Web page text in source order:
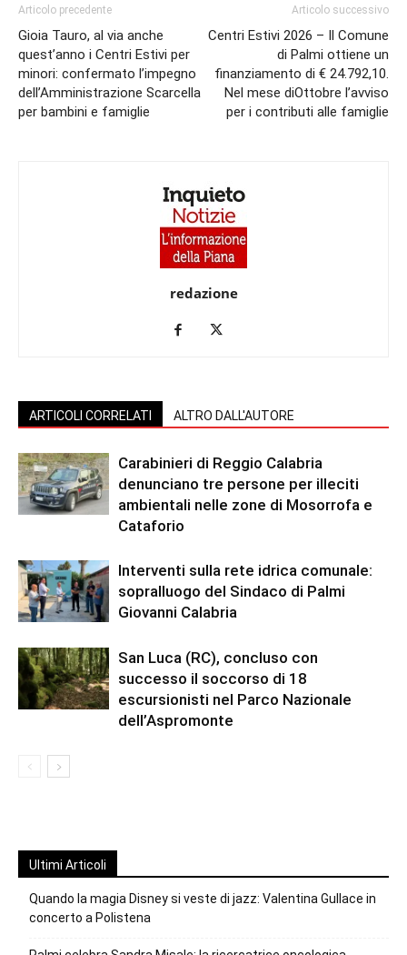
Articolo precedente
Gioia Tauro, al via anche
quest’anno i Centri Estivi per
minori: confermato l’impegno
dell’Amministrazione Scarcella
per bambini e famiglie
Articolo successivo
Centri Estivi 2026 – Il Comune
di Palmi ottiene un
finanziamento di € 24.792,10.
Nel mese diOttobre l’avviso
per i contributi alle famiglie
redazione
ARTICOLI CORRELATI ALTRO DALL'AUTORE
Carabinieri di Reggio Calabria
denunciano tre persone per illeciti
ambientali nelle zone di Mosorrofa e
Cataforio
Interventi sulla rete idrica comunale:
sopralluogo del Sindaco di Palmi
Giovanni Calabria
San Luca (RC), concluso con
successo il soccorso di 18
escursionisti nel Parco Nazionale
dell’Aspromonte
Ultimi Articoli
Quando la magia Disney si veste di jazz: Valentina Gullace in
concerto a Polistena